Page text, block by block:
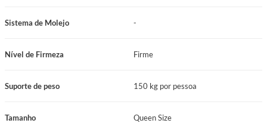
Sistema de Molejo -
Nível de Firmeza Firme
Suporte de peso 150 kg por pessoa
Tamanho Queen Size